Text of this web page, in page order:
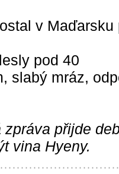
v Maďarsku
pod 40
slabý mráz,
zpráva přijde
vina Hyeny.